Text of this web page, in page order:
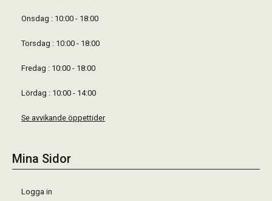
Onsdag : 10:00 - 18:00
Torsdag : 10:00 - 18:00
Fredag : 10:00 - 18:00
Lördag : 10:00 - 14:00
Se avvikande öppettider
Mina Sidor
Logga in